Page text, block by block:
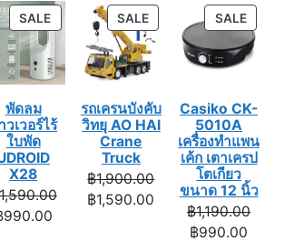
฿870.00.
฿790.00
through
฿990.00
฿
SALEPRODUCT
ON
พัดลม
วเวอร์ไร้
ใบพัด
X28
Original
990.00Current
SALEPRODUCT
ON
SALE
รถเครนบังคับ
วิทยุ AO HAI
Crane
Truck
฿1,900.00Original
price
฿1,900.00.
฿1,590.00 Current
price
SALE
ON
SALE
Casiko CK-
5010A
เครื่องทำแพน
เค้ก เตาเครป
โตเกียว
ขนาด 12 นิ้ว
฿1,190.00Original
฿990.00